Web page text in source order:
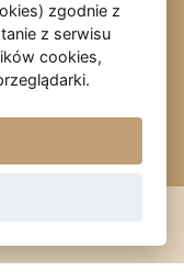
All Rights
zgodnie z
z serwisu
cookies,